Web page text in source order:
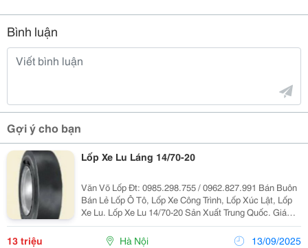
Bình luận
Gợi ý cho bạn
Lốp Xe Lu Láng 14/70-20
Văn Võ Lốp Đt: 0985.298.755 / 0962.827.991 Bán Buôn
Bán Lẻ Lốp Ô Tô, Lốp Xe Công Trình, Lốp Xúc Lật, Lốp
Xe Lu. Lốp Xe Lu 14/70-20 Sản Xuất Trung Quốc. Giá
Tốt Nhất, Vat=100%, Giao Hàng Nhanh Chóng Trên
Toàn Quốc. Liên Hệ: Mr Văn - Phụ
13 triệu Hà Nội 13/09/2025